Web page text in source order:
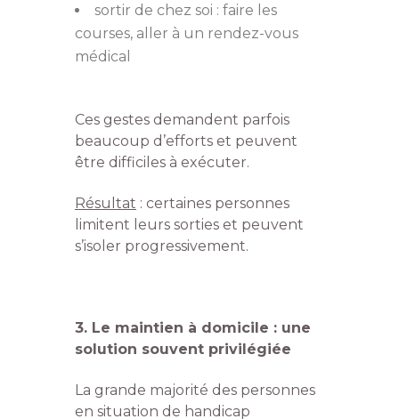
sortir de chez soi : faire les
courses, aller à un rendez-vous
médical
Ces gestes demandent parfois
beaucoup d’efforts et peuvent
être difficiles à exécuter.
Résultat : certaines personnes
limitent leurs sorties et peuvent
s’isoler progressivement.
3. Le maintien à domicile : une
solution souvent privilégiée
La grande majorité des personnes
en situation de handicap